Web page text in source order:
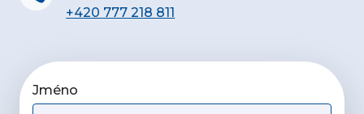
+420 777 218 811
Jméno